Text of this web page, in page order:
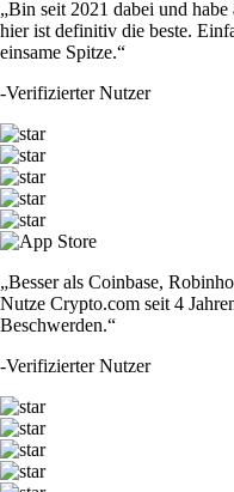
„Bin seit 2021 dabei und
hier ist definitiv die beste.
einsame Spitze.“
-Verifizierter Nutzer
„Besser als Coinbase,
Nutze Crypto.com seit 4
Beschwerden.“
-Verifizierter Nutzer